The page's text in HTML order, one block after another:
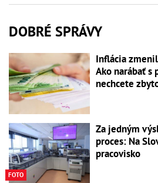
DOBRÉ SPRÁVY
Inflácia
Ako narábať s
nechcete
FOTO
Za jedným
proces: Na
pracovisko